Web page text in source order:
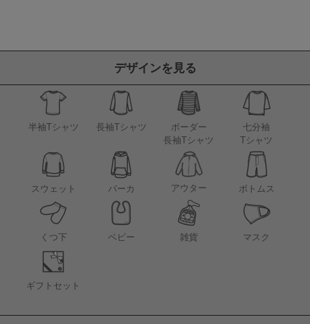
デザインを見る
半袖Tシャツ 長袖Tシャツ
ボーダー
長袖Tシャツ
七分袖
Tシャツ
スウェット パーカ アウター ボトムス
くつ下 ベビー 雑貨 マスク
ギフトセット